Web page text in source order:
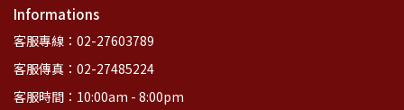
Informations
客服專線：02-27603789
客服傳真：02-27485224
客服時間：10:00am - 8:00pm